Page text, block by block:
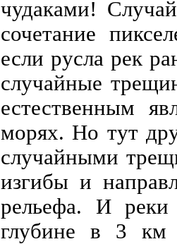
чудаками!
сочетание
если русла рек
случайные
естественным
морях. Но тут
случайными
изгибы и
рельефа. И реки
глубине в 3 км